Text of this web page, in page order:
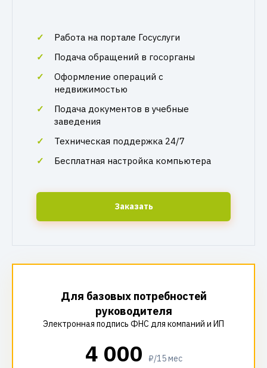
Работа на портале Госуслуги
Подача обращений в госорганы
Оформление операций с
недвижимостью
Подача документов в учебные
заведения
Техническая поддержка 24/7
Бесплатная настройка компьютера
Заказать
Для базовых потребностей
руководителя
Электронная подпись ФНС для компаний и ИП
4 000 ₽/15 мес